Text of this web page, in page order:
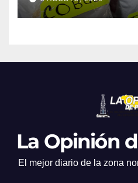
La Opinión
El mejor diario de la zona